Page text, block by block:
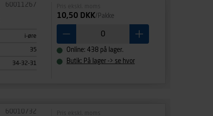
60011267
i-øre
35
34-32-31
10,50 DKK/Pakke
Online: 438 på lager.
Butik: På lager -> se hvor
60010732